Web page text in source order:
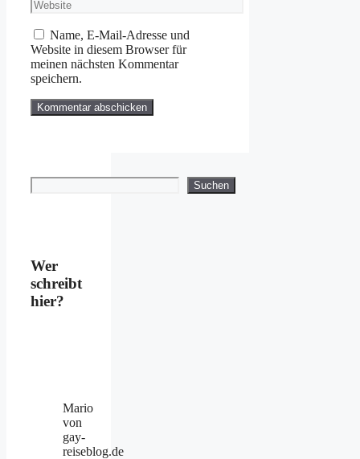
Adresse
Website
Name, E-Mail-Adresse und
Website in diesem Browser für
meinen nächsten Kommentar
speichern.
Suchen Suchen
Wer
schreibt
hier?
Mario
von
gay-
reiseblog.de